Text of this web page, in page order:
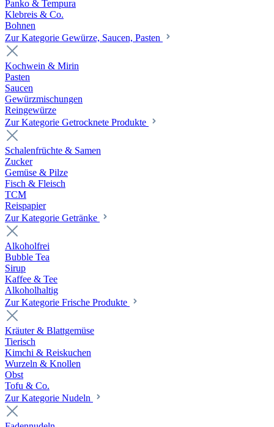
Panko & Tempura
Klebreis & Co.
Bohnen
Zur Kategorie Gewürze, Saucen, Pasten
Kochwein & Mirin
Pasten
Saucen
Gewürzmischungen
Reingewürze
Zur Kategorie Getrocknete Produkte
Schalenfrüchte & Samen
Zucker
Gemüse & Pilze
Fisch & Fleisch
TCM
Reispapier
Zur Kategorie Getränke
Alkoholfrei
Bubble Tea
Sirup
Kaffee & Tee
Alkoholhaltig
Zur Kategorie Frische Produkte
Kräuter & Blattgemüse
Tierisch
Kimchi & Reiskuchen
Wurzeln & Knollen
Obst
Tofu & Co.
Zur Kategorie Nudeln